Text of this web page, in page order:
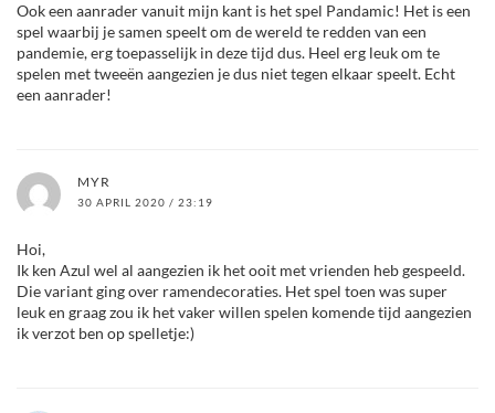
Ook een aanrader vanuit mijn kant is het spel Pandamic! Het is een
spel waarbij je samen speelt om de wereld te redden van een
pandemie, erg toepasselijk in deze tijd dus. Heel erg leuk om te
spelen met tweeën aangezien je dus niet tegen elkaar speelt. Echt
een aanrader!
MYR
30 APRIL 2020 / 23:19
Hoi,
Ik ken Azul wel al aangezien ik het ooit met vrienden heb gespeeld.
Die variant ging over ramendecoraties. Het spel toen was super
leuk en graag zou ik het vaker willen spelen komende tijd aangezien
ik verzot ben op spelletje:)